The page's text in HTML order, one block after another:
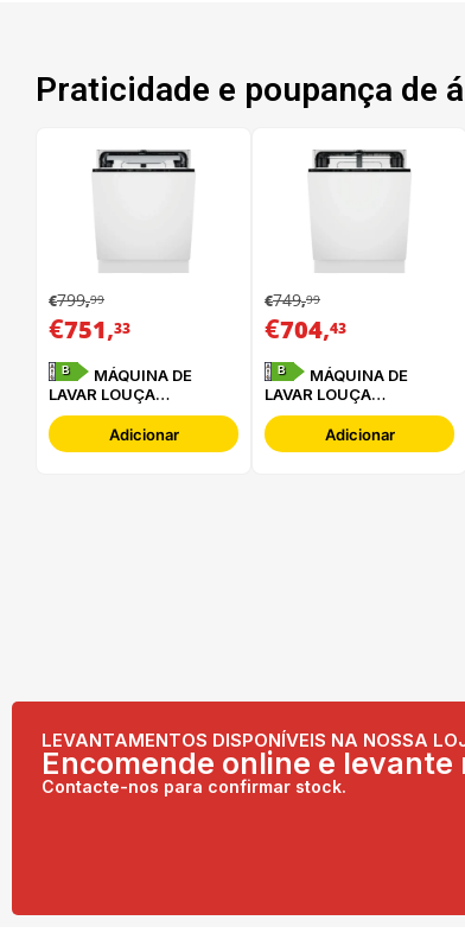
Praticidade e poupança de
€799,99
€751,33
B
LAVAR LOUÇA
ELECTROLUX -
E62LB202SAdicionar
€749,99
€704,43
B
LAVAR LOUÇA
ELECTROLUX -
E62LB100SAdicionar
LEVANTAMENTOS DISPONÍVEIS NA NOSSA
Encomende online e levante
Contacte-nos para confirmar stock.